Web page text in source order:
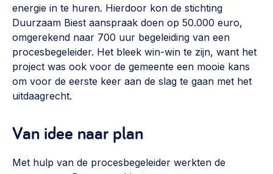
energie in te huren. Hierdoor kon de stichting
Duurzaam Biest aanspraak doen op 50.000 euro,
omgerekend naar 700 uur begeleiding van een
procesbegeleider. Het bleek win-win te zijn, want het
project was ook voor de gemeente een mooie kans
om voor de eerste keer aan de slag te gaan met het
uitdaagrecht.
Van idee naar plan
Met hulp van de procesbegeleider werkten de